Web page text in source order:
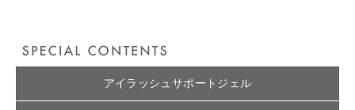
アイラッシュサポートジェル